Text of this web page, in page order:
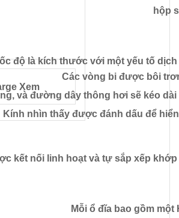
hộp
độ là kích thước với một yếu tố
Các vòng bi được bôi
và đường dây thông hơi sẽ kéo
Kính nhìn thấy được đánh dấu để
kết nối linh hoạt và tự sắp xếp
Mỗi ổ đĩa bao gồm một